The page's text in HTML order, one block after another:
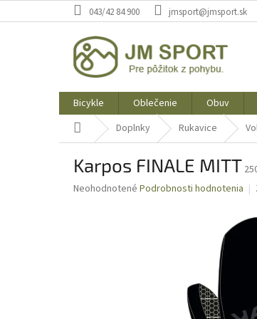
na
043/42 84 900 jmsport@jmsport.sk
Bicykle Oblečenie Obuv
DomovDoplnky Rukavice
Karpos FINALE MITT
Priemerné
Neohodnotené Podrobnosti hodnotenia